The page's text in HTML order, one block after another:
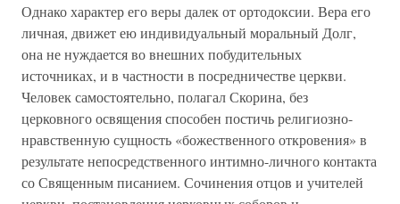
Однако характер его веры далек от ортодоксии. Вера его
личная, движет ею индивидуальный моральный Долг,
она не нуждается во внешних побудительных
источниках, и в частности в посредничестве церкви.
Человек самостоятельно, полагал Скорина, без
церковного освящения способен постичь религиозно-
нравственную сущность «божественного откровения» в
результате непосредственного интимно-личного контакта
со Священным писанием. Сочинения отцов и учителей